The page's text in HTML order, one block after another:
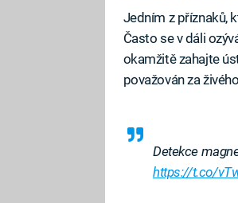
Jedním z příznaků,
Často se v dáli
okamžitě zahajte
považován za
Detekce
https://t.co/